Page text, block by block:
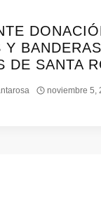
Y
DE SANTA
noviembre 5,